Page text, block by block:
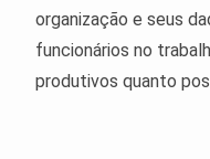
organização e seus
funcionários no
produtivos quanto